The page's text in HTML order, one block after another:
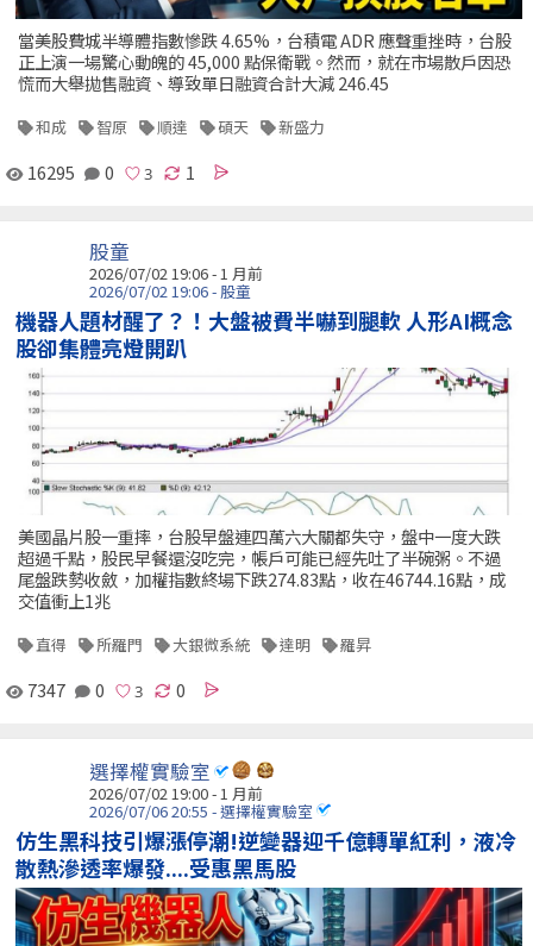
當美股費城半導體指數慘跌 4.65%，台積電 ADR 應聲重挫時，台股
正上演一場驚心動魄的 45,000 點保衛戰。然而，就在市場散戶因恐
慌而大舉拋售融資、導致單日融資合計大減 246.45
和成 智原 順達 碩天 新盛力
16295 0 1
股童
2026/07/02 19:06 - 1 月前
2026/07/02 19:06 - 股童
機器人題材醒了？！大盤被費半嚇到腿軟 人形AI概念
股卻集體亮燈開趴
美國晶片股一重摔，台股早盤連四萬六大關都失守，盤中一度大跌
超過千點，股民早餐還沒吃完，帳戶可能已經先吐了半碗粥。不過
尾盤跌勢收斂，加權指數終場下跌274.83點，收在46744.16點，成
交值衝上1兆
直得 所羅門 大銀微系統 達明 羅昇
7347 0 0
選擇權實驗室
2026/07/02 19:00 - 1 月前
2026/07/06 20:55 - 選擇權實驗室
仿生黑科技引爆漲停潮!逆變器迎千億轉單紅利，液冷
散熱滲透率爆發....受惠黑馬股